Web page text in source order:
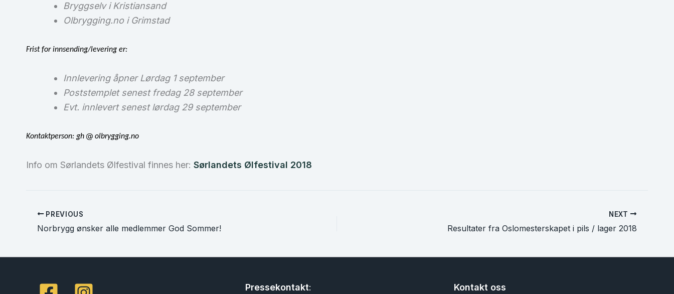
Bryggselv i Kristiansand
Olbrygging.no i Grimstad
Frist for innsending/levering er:
Innlevering åpner Lørdag 1 september
Poststemplet senest fredag 28 september
Evt. innlevert senest lørdag 29 september
Kontaktperson: gh olbrygging.no
Info om Sørlandets Ølfestival finnes her: Sørlandets Ølfestival 2018
PREVIOUS
Norbrygg ønsker alle medlemmer God Sommer!
NEXT
Resultater fra Oslomesterskapet i pils / lager 2018
Pressekontakt: Kontakt oss